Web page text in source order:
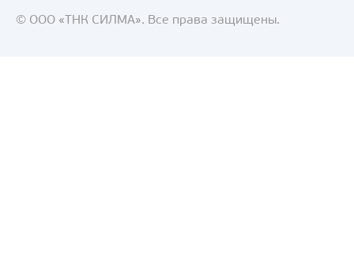
© ООО «ТНК СИЛМА». Все права защищены.